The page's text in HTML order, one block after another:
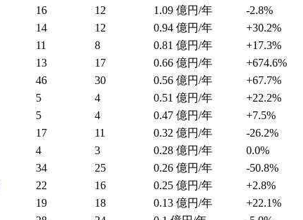
16 12 1.09 億円/年 -2.8%
14 12 0.94 億円/年 +30.2%
11 8 0.81 億円/年 +17.3%
13 17 0.66 億円/年 +674.6%
46 30 0.56 億円/年 +67.7%
5 4 0.51 億円/年 +22.2%
5 4 0.47 億円/年 +7.5%
17 11 0.32 億円/年 -26.2%
4 3 0.28 億円/年 0.0%
34 25 0.26 億円/年 -50.8%
22 16 0.25 億円/年 +2.8%
19 18 0.13 億円/年 +22.1%